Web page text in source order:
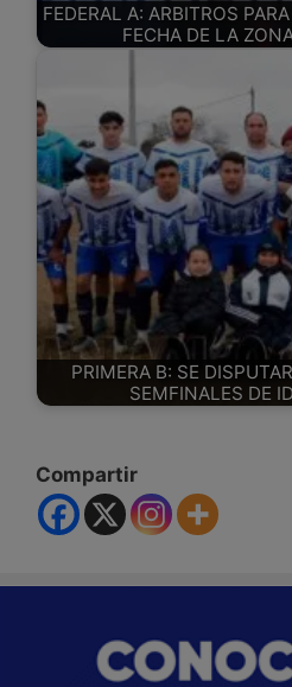
FEDERAL A: ARBITROS
FECHA DE LA
PRIMERA B: SE
SEMFINALES DE
Compartir